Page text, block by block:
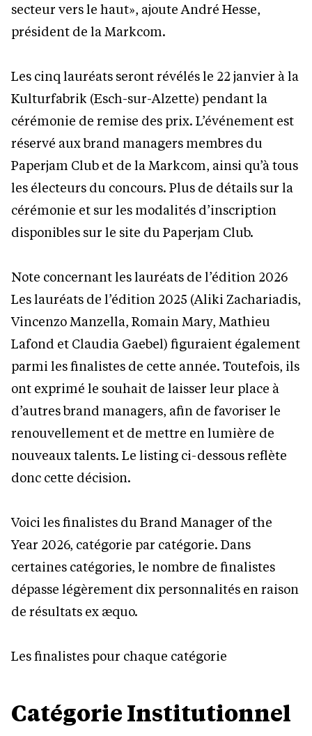
secteur vers le haut», ajoute André Hesse,
président de la Markcom.
Les cinq lauréats seront révélés le 22 janvier à la
Kulturfabrik (Esch-sur-Alzette) pendant la
cérémonie de remise des prix. L’événement est
réservé aux brand managers membres du
Paperjam Club et de la Markcom, ainsi qu’à tous
les électeurs du concours. Plus de détails sur la
cérémonie et sur les modalités d’inscription
disponibles sur le site du Paperjam Club.
Note concernant les lauréats de l’édition 2026
Les lauréats de l’édition 2025 (Aliki Zachariadis,
Vincenzo Manzella, Romain Mary, Mathieu
Lafond et Claudia Gaebel) figuraient également
parmi les finalistes de cette année. Toutefois, ils
ont exprimé le souhait de laisser leur place à
d’autres brand managers, afin de favoriser le
renouvellement et de mettre en lumière de
nouveaux talents. Le listing ci-dessous reflète
donc cette décision.
Voici les finalistes du Brand Manager of the
Year 2026, catégorie par catégorie. Dans
certaines catégories, le nombre de finalistes
dépasse légèrement dix personnalités en raison
de résultats ex æquo.
Les finalistes pour chaque catégorie
Catégorie Institutionnel